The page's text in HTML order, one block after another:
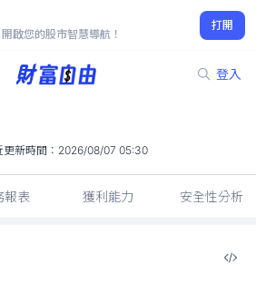
啟您的股市智慧導航！
打開
登入
37.60
-1.05%
新時間： 2026/08/07 05:30
報表 獲利能力 安全性分析